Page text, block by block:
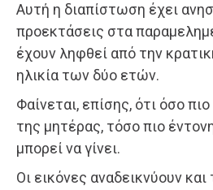
Αυτή η διαπίστωση έχει
προεκτάσεις στα
έχουν ληφθεί από την
ηλικία των δύο ετών.
Φαίνεται, επίσης, ότι όσο
της μητέρας, τόσο πιο
μπορεί να γίνει.
Οι εικόνες αναδεικνύουν